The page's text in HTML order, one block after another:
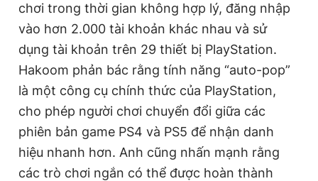
chơi trong thời gian không hợp lý, đăng nhập
vào hơn 2.000 tài khoản khác nhau và sử
dụng tài khoản trên 29 thiết bị PlayStation.
Hakoom phản bác rằng tính năng “auto-pop”
là một công cụ chính thức của PlayStation,
cho phép người chơi chuyển đổi giữa các
phiên bản game PS4 và PS5 để nhận danh
hiệu nhanh hơn. Anh cũng nhấn mạnh rằng
các trò chơi ngắn có thể được hoàn thành